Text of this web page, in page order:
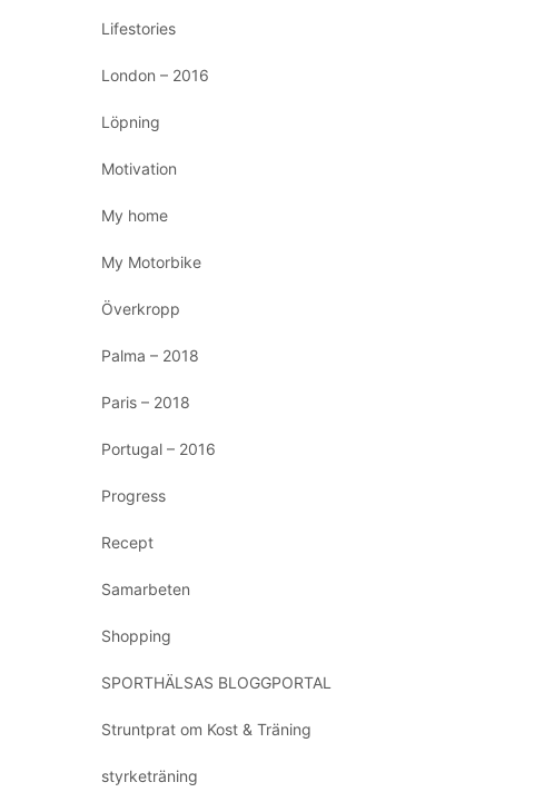
Lifestories
London – 2016
Löpning
Motivation
My home
My Motorbike
Överkropp
Palma – 2018
Paris – 2018
Portugal – 2016
Progress
Recept
Samarbeten
Shopping
SPORTHÄLSAS BLOGGPORTAL
Struntprat om Kost & Träning
styrketräning